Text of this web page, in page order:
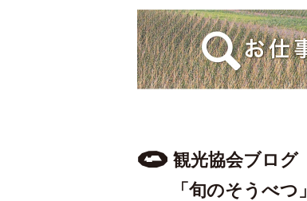
観光協会ブログ
「旬のそうべつ」